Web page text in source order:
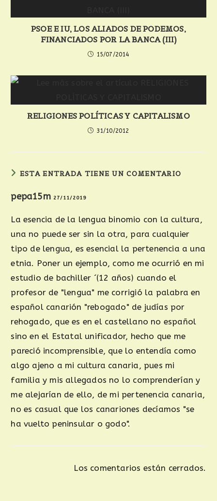
PSOE E IU, LOS ALIADOS DE PODEMOS,
FINANCIADOS POR LA BANCA (III)
15/07/2014
RELIGIONES POLÍTICAS Y CAPITALISMO
31/10/2012
ESTA ENTRADA TIENE UN COMENTARIO
pepa15m 27/11/2019
La esencia de la lengua binomio con la cultura,
una no puede ser sin la otra, para cualquier
tipo de lengua, es esencial la pertenencia a una
etnia. Poner un ejemplo, como me ocurrió en mi
estudio de bachiller ´(12 años) cuando el
profesor de "lengua" me corrigió la palabra en
español canarión "rebogado" de judías por
rehogado, que es en el castellano no español
sino en el Estatal unificador, hecho que me
pareció incomprensible, que lo entendía como
algo ajeno a mi cultura canaria, pues mi
familia y mis allegados no lo comprenderían y
me alejarían de ello, de mi pertenencia canaria,
no es casual que los canariones decíamos "se
ha vuelto peninsular o godo".
Los comentarios están cerrados.